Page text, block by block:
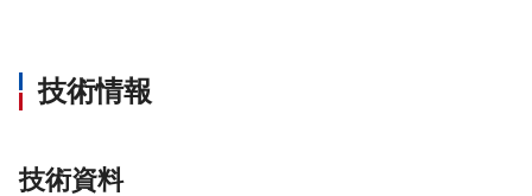
技術情報
技術資料